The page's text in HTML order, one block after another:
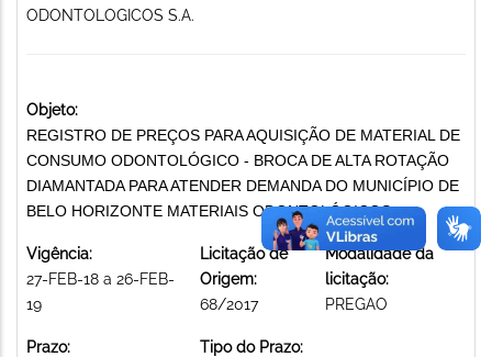
ODONTOLOGICOS S.A.
Objeto:
REGISTRO DE PREÇOS PARA AQUISIÇÃO DE MATERIAL DE
CONSUMO ODONTOLÓGICO - BROCA DE ALTA ROTAÇÃO
DIAMANTADA PARA ATENDER DEMANDA DO MUNICÍPIO DE
BELO HORIZONTE MATERIAIS ODONTOLÓGICOS
Vigência:
27-FEB-18 a 26-FEB-
19
Licitação de
Origem:
68/2017
Modalidade da
licitação:
PREGAO
Prazo:
Tipo do Prazo: